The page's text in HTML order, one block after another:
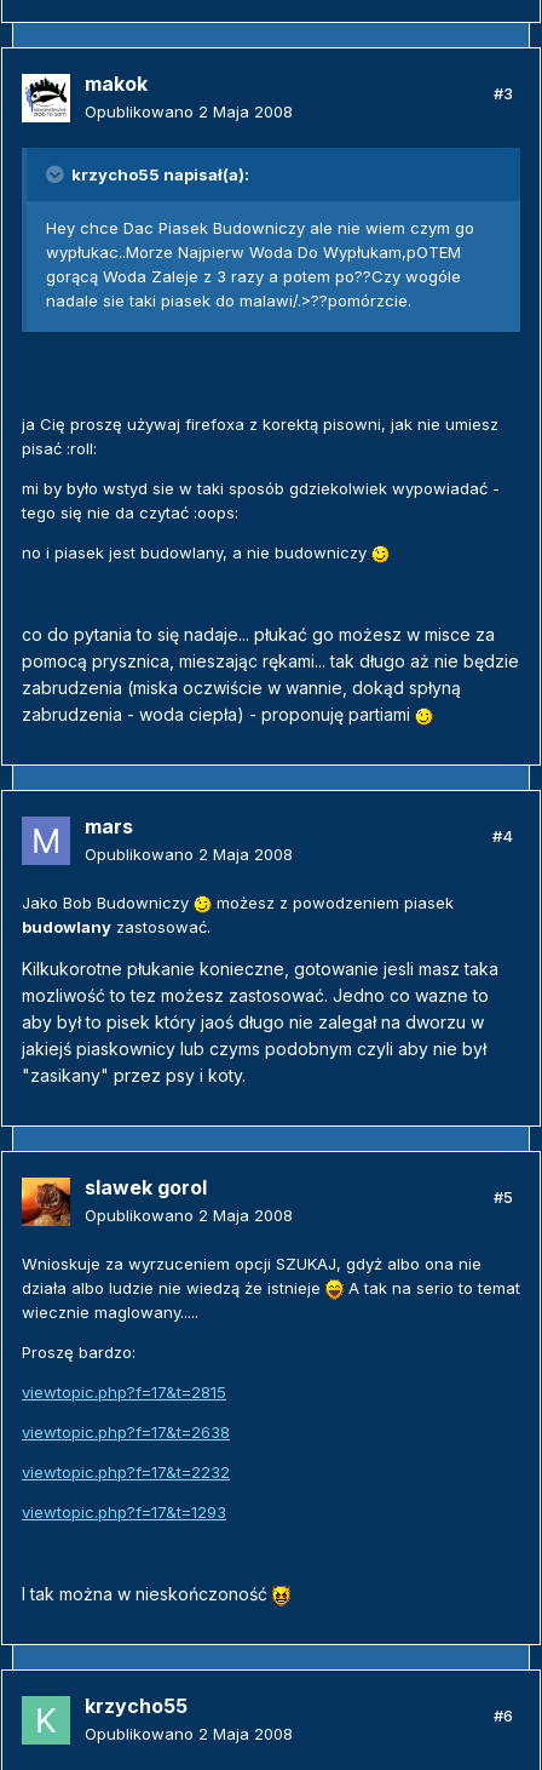
makok
Opublikowano 2 Maja 2008
#3
krzycho55 napisał(a):
Hey chce Dac Piasek Budowniczy ale nie wiem czym go
wypłukac..Morze Najpierw Woda Do Wypłukam,pOTEM
gorącą Woda Zaleje z 3 razy a potem po??Czy wogóle
nadale sie taki piasek do malawi/.>??pomórzcie.
ja Cię proszę używaj firefoxa z korektą pisowni, jak nie umiesz
pisać :roll:
mi by było wstyd sie w taki sposób gdziekolwiek wypowiadać -
tego się nie da czytać :oops:
no i piasek jest budowlany, a nie budowniczy
co do pytania to się nadaje... płukać go możesz w misce za
pomocą prysznica, mieszając rękami... tak długo aż nie będzie
zabrudzenia (miska oczwiście w wannie, dokąd spłyną
zabrudzenia - woda ciepła) - proponuję partiami
mars
Opublikowano 2 Maja 2008
#4
Jako Bob Budowniczy
możesz z powodzeniem piasek
budowlany zastosować.
Kilkukorotne płukanie konieczne, gotowanie jesli masz taka
mozliwość to tez możesz zastosować. Jedno co wazne to
aby był to pisek który jaoś długo nie zalegał na dworzu w
jakiejś piaskownicy lub czyms podobnym czyli aby nie był
"zasikany" przez psy i koty.
slawek gorol
Opublikowano 2 Maja 2008
#5
Wnioskuje za wyrzuceniem opcji SZUKAJ, gdyż albo ona nie
działa albo ludzie nie wiedzą że istnieje
A tak na serio to temat
wiecznie maglowany.....
Proszę bardzo:
viewtopic.php?f=17&t=2815
viewtopic.php?f=17&t=2638
viewtopic.php?f=17&t=2232
viewtopic.php?f=17&t=1293
I tak można w nieskończoność
krzycho55
Opublikowano 2 Maja 2008
#6